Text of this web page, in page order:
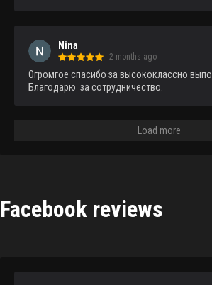
Nina
2 months ago
Огромгое спасибо за высококлассно
Благодарю  за сотрудничество.
Load more
Facebook reviews